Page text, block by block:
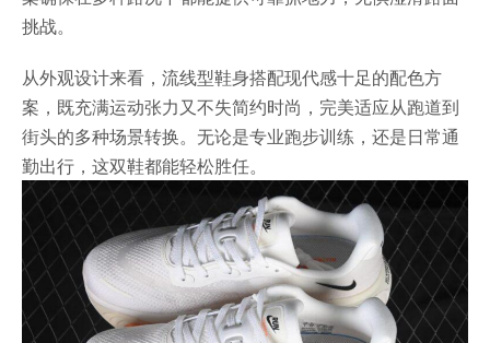
挑战。
从外观设计来看，流线型鞋身搭配现代感十足的配色方
案，既充满运动张力又不失简约时尚，完美适应从跑道到
街头的多种场景转换。无论是专业跑步训练，还是日常通
勤出行，这双鞋都能轻松胜任。